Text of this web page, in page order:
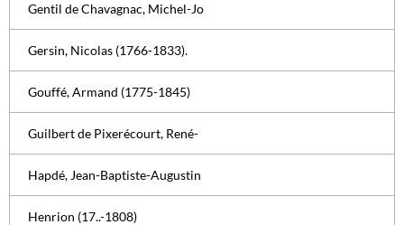
Gentil de Chavagnac, Michel-Jo
Gersin, Nicolas (1766-1833).
Gouffé, Armand (1775-1845)
Guilbert de Pixerécourt, René-
Hapdé, Jean-Baptiste-Augustin
Henrion (17..-1808)